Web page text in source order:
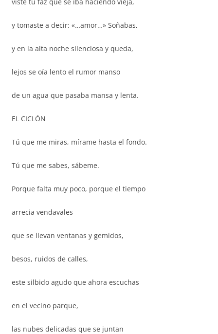
y tomaste a decir: «…amor…» Soñabas,
y en la alta noche silenciosa y queda,
lejos se oía lento el rumor manso
de un agua que pasaba mansa y lenta.
EL CICLÓN
Tú que me miras, mírame hasta el fondo.
Tú que me sabes, sábeme.
Porque falta muy poco, porque el tiempo
arrecia vendavales
que se llevan ventanas y gemidos,
besos, ruidos de calles,
este silbido agudo que ahora escuchas
en el vecino parque,
las nubes delicadas que se juntan